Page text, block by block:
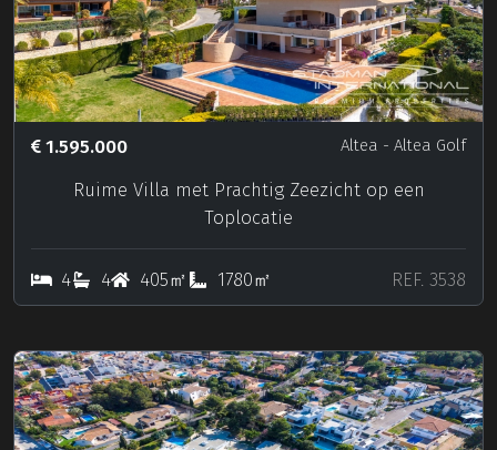
1.595.000 Altea - Altea Golf
Ruime Villa met Prachtig Zeezicht op een
Toplocatie
4 4 405㎡ 1780㎡ REF. 3538